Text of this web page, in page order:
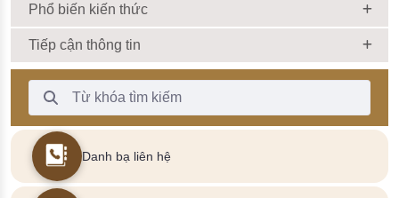
Phổ biến kiến thức
Tiếp cận thông tin
Thanh Tìm kiếm
Danh bạ liên hệ